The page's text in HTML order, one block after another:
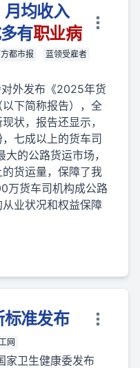
均收入
有职业病
都市报
蓝领受雇者
外发布《2025年货
下简称报告），全
状，报告还显示，
七成以上的货车司
的公路货运市场，
货运量，保障了我
万货车司机构成公路
业状况和权益保障
标准发布
网
家卫生健康委发布